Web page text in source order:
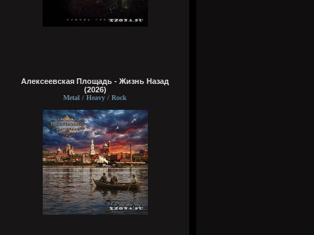
Алексеевская Площадь - Жизнь Назад
(2026)
Metal / Heavy / Rock